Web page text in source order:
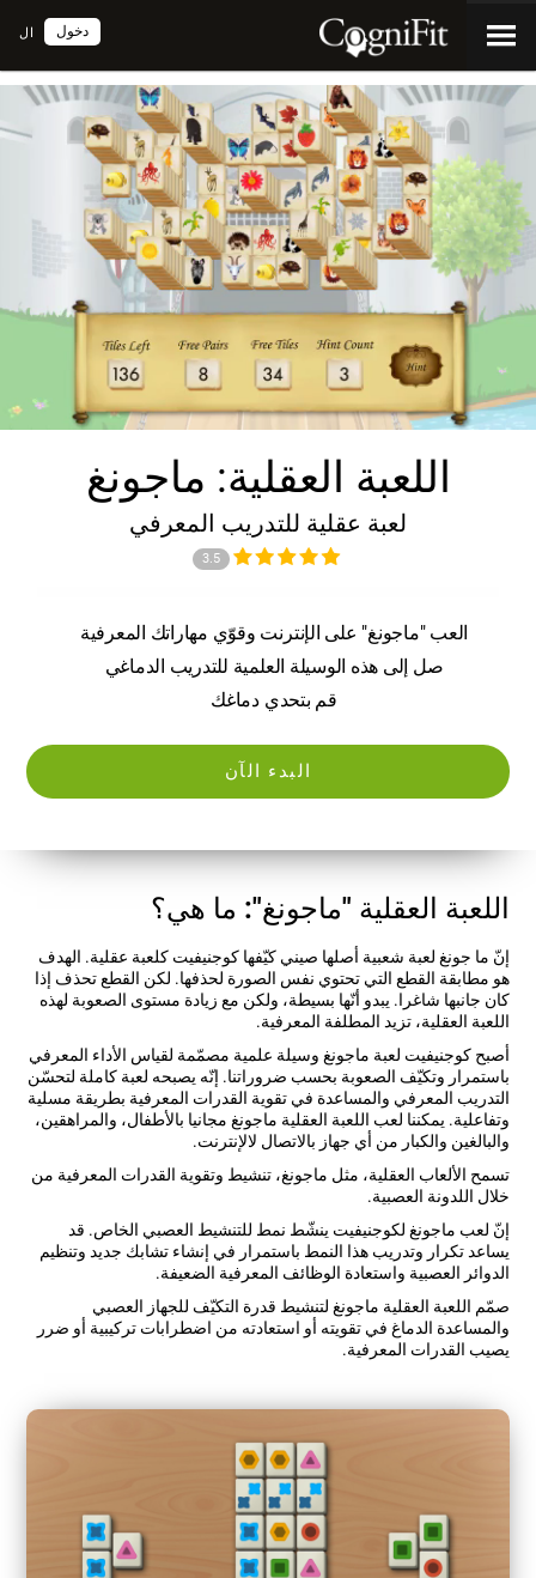
ال دخول
اللعبة العقلية: ماجونغ
لعبة عقلية للتدريب المعرفي
3.5
العب "ماجونغ" على الإنترنت وقوّي مهاراتك المعرفية
صل إلى هذه الوسيلة العلمية للتدريب الدماغي
قم بتحدي دماغك
البدء الآن
اللعبة العقلية "ماجونغ": ما هي؟
إنّ ما جونغ لعبة شعبية أصلها صيني كيّفها كوجنيفيت كلعبة عقلية. الهدف
هو مطابقة القطع التي تحتوي نفس الصورة لحذفها. لكن القطع تحذف إذا
كان جانبها شاغرا. يبدو أنّها بسيطة، ولكن مع زيادة مستوى الصعوبة لهذه
اللعبة العقلية، تزيد المطلفة المعرفية.
أصبح كوجنيفيت لعبة ماجونغ وسيلة علمية مصمّمة لقياس الأداء المعرفي
باستمرار وتكيّف الصعوبة بحسب ضروراتنا. إنّه يصبحه لعبة كاملة لتحسّن
التدريب المعرفي والمساعدة في تقوية القدرات المعرفية بطريقة مسلية
وتفاعلية. يمكننا لعب اللعبة العقلية ماجونغ مجانيا بالأطفال، والمراهقين،
والبالغين والكبار من أي جهاز بالاتصال لالإنترنت.
تسمح الألعاب العقلية، مثل ماجونغ، تنشيط وتقوية القدرات المعرفية من
خلال اللدونة العصبية.
إنّ لعب ماجونغ لكوجنيفيت ينشّط نمط للتنشيط العصبي الخاص. قد
يساعد تكرار وتدريب هذا النمط باستمرار في إنشاء تشابك جديد وتنظيم
الدوائر العصبية واستعادة الوظائف المعرفية الضعيفة.
صمّم اللعبة العقلية ماجونغ لتنشيط قدرة التكيّف للجهاز العصبي
والمساعدة الدماغ في تقويته أو استعادته من اضطرابات تركيبية أو ضرر
يصيب القدرات المعرفية.